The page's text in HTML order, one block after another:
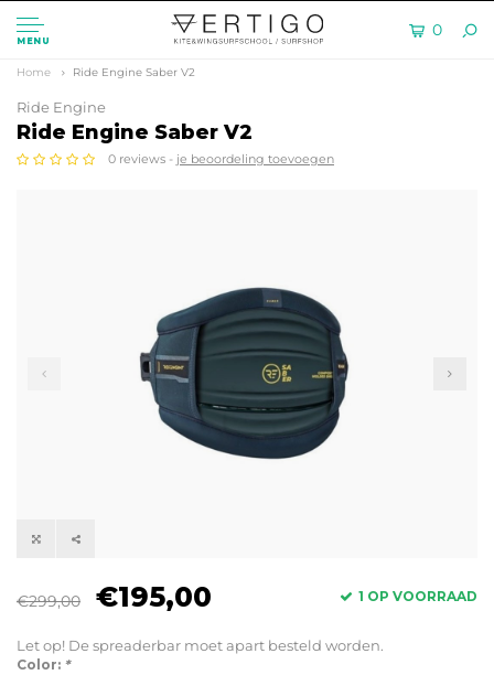
MENU
0
Home Ride Engine Saber V2
Ride Engine
Ride Engine Saber V2
0 reviews - je beoordeling toevoegen
€299,00 €195,00 1 OP VOORRAAD
Let op! De spreaderbar moet apart besteld worden.
Color: *